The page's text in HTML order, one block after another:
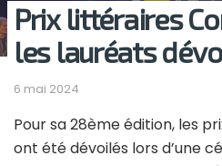
Prix littéraires
les lauréats
6 mai 2024
Pour sa 28ème édition, les
ont été dévoilés lors d’une